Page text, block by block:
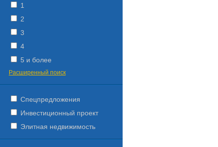
1
2
3
4
5 и более
Расширенный поиск
Спецпредложения
Инвестиционный проект
Элитная недвижимость